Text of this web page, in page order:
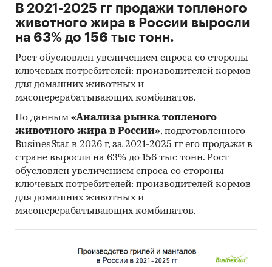
В 2021-2025 гг продажи топленого
животного жира в России выросли
на 63% до 156 тыс тонн.
Рост обусловлен увеличением спроса со стороны
ключевых потребителей: производителей кормов
для домашних животных и
мясоперерабатывающих комбинатов.
По данным «Анализа рынка топленого
животного жира в России», подготовленного
BusinesStat в 2026 г, за 2021-2025 гг его продажи в
стране выросли на 63% до 156 тыс тонн. Рост
обусловлен увеличением спроса со стороны
ключевых потребителей: производителей кормов
для домашних животных и
мясоперерабатывающих комбинатов.